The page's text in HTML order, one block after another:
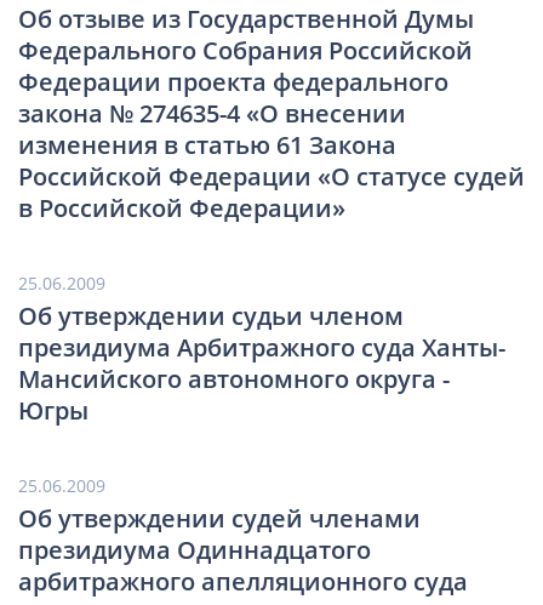
Об отзыве из Государственной Думы
Федерального Собрания Российской
Федерации проекта федерального
закона № 274635-4 «О внесении
изменения в статью 61 Закона
Российской Федерации «О статусе судей
в Российской Федерации»
25.06.2009
Об утверждении судьи членом
президиума Арбитражного суда Ханты-
Мансийского автономного округа -
Югры
25.06.2009
Об утверждении судей членами
президиума Одиннадцатого
арбитражного апелляционного суда